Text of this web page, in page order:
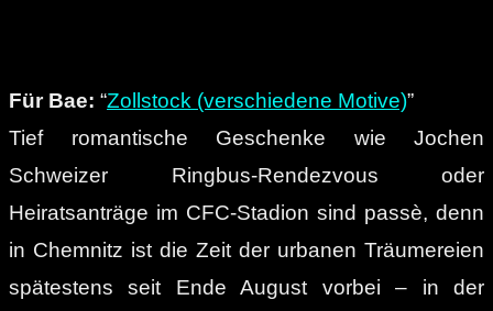
Für Bae: “Zollstock (verschiedene Motive)”
Tief romantische Geschenke wie Jochen
Schweizer Ringbus-Rendezvous oder
Heiratsanträge im CFC-Stadion sind passè, denn
in Chemnitz ist die Zeit der urbanen Träumereien
spätestens seit Ende August vorbei – in der